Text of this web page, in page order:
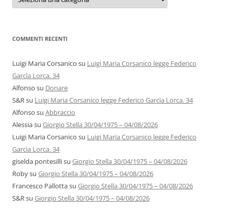
autori
COMMENTI RECENTI
Luigi Maria Corsanico su Luigi Maria Corsanico legge Federico
Garcìa Lorca. 34
Alfonso su Donare
S&Rsu Luigi Maria Corsanico legge Federico Garcìa Lorca. 34
Alfonso su Abbraccio
Alessiasu Giorgio Stella 30/04/1975 – 04/08/2026
Luigi Maria Corsanico su Luigi Maria Corsanico legge Federico
Garcìa Lorca. 34
giselda pontesillisu Giorgio Stella 30/04/1975 – 04/08/2026
Robysu Giorgio Stella 30/04/1975 – 04/08/2026
Francesco Pallottasu Giorgio Stella 30/04/1975 – 04/08/2026
S&Rsu Giorgio Stella 30/04/1975 – 04/08/2026